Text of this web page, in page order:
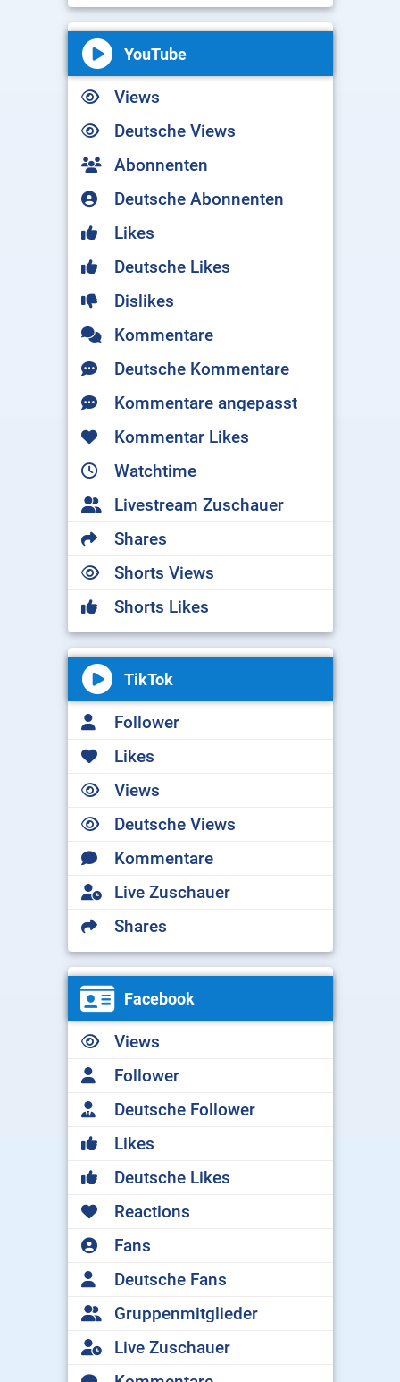
YouTube
Views
Deutsche Views
Abonnenten
Deutsche Abonnenten
Likes
Deutsche Likes
Dislikes
Kommentare
Deutsche Kommentare
Kommentare angepasst
Kommentar Likes
Watchtime
Livestream Zuschauer
Shares
Shorts Views
Shorts Likes
TikTok
Follower
Likes
Views
Deutsche Views
Kommentare
Live Zuschauer
Shares
Facebook
Views
Follower
Deutsche Follower
Likes
Deutsche Likes
Reactions
Fans
Deutsche Fans
Gruppenmitglieder
Live Zuschauer